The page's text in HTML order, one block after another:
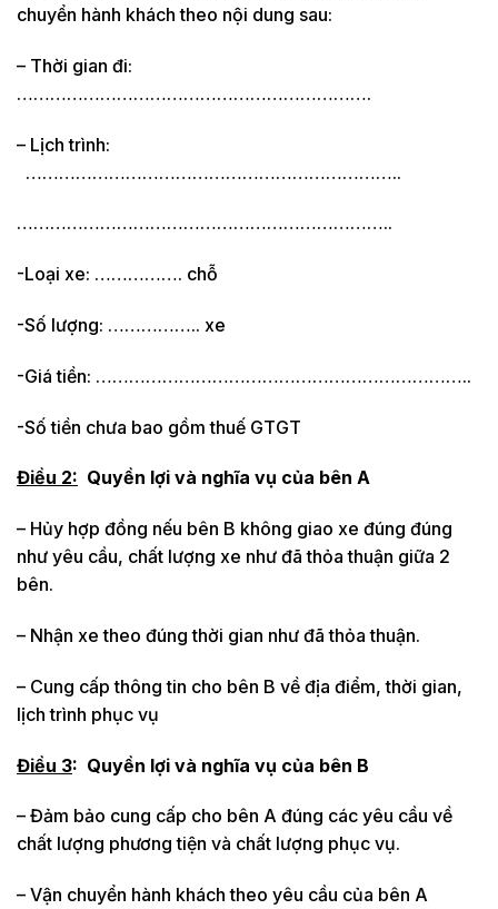
chuyển hành khách theo nội dung sau:
– Thời gian đi:
……………………………………………………….
– Lịch trình:
…………………………………………………………..
…………………………………………………………..
-Loại xe: ……………. chỗ
-Số lượng: …………….. xe
-Giá tiền: …………………………………………………………..
-Số tiền chưa bao gồm thuế GTGT
Điều 2: Quyền lợi và nghĩa vụ của bên A
– Hủy hợp đồng nếu bên B không giao xe đúng đúng
như yêu cầu, chất lượng xe như đã thỏa thuận giữa 2
bên.
– Nhận xe theo đúng thời gian như đã thỏa thuận.
– Cung cấp thông tin cho bên B về địa điểm, thời gian,
lịch trình phục vụ
Điều 3: Quyền lợi và nghĩa vụ của bên B
– Đảm bảo cung cấp cho bên A đúng các yêu cầu về
chất lượng phương tiện và chất lượng phục vụ.
– Vận chuyển hành khách theo yêu cầu của bên A